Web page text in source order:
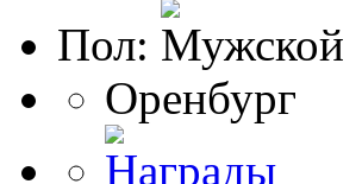
Пол:
Оренбург